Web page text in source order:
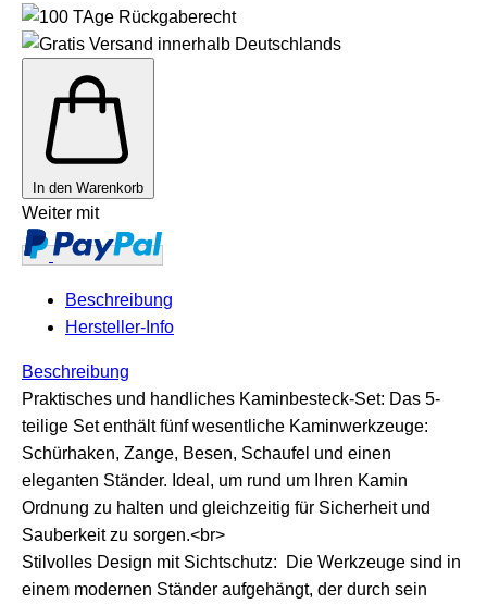
In den Warenkorb
Weiter mit
Beschreibung
Hersteller-Info
Beschreibung
Praktisches und handliches Kaminbesteck-Set: Das 5-
teilige Set enthält fünf wesentliche Kaminwerkzeuge:
Schürhaken, Zange, Besen, Schaufel und einen
eleganten Ständer. Ideal, um rund um Ihren Kamin
Ordnung zu halten und gleichzeitig für Sicherheit und
Sauberkeit zu sorgen.<br>
Stilvolles Design mit Sichtschutz: Die Werkzeuge sind in
einem modernen Ständer aufgehängt, der durch sein